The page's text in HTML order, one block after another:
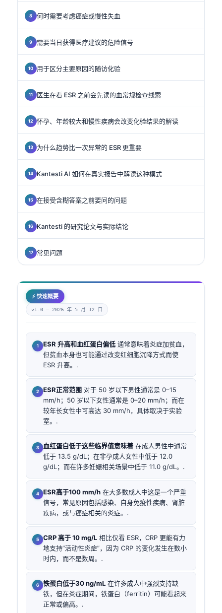
何时需要考虑癌症或慢性失血
需要当日获得医疗建议的危险信号
用于区分主要原因的随访化验
医生在看 ESR 之前会先读的血常规检查线索
怀孕、年龄较大和慢性疾病会改变化验结果的解读
为什么趋势比一次异常的 ESR 更重要
Kantesti AI 如何在真实报告中解读这种模式
在接受含糊答案之前要问的问题
Kantesti 的研究论文与实际结论
常见问题
⚡ 快速概要
v1.0 — 2026 年 5 月 12 日
ESR 升高和血红蛋白偏低 通常意味着炎症加贫血，
但贫血本身也可能通过改变红细胞沉降方式而使
ESR 升高。.
ESR正常范围 对于 50 岁以下男性通常是 0–15
mm/h；50 岁以下女性通常是 0–20 mm/h；而在
较年长女性中可高达 30 mm/h，具体取决于实验
室。.
血红蛋白低于这些临界值意味着 在成人男性中通常
低于 13.5 g/dL；在非孕成人女性中低于 12.0
g/dL；而在许多妊娠相关场景中低于 11.0 g/dL。.
ESR高于100 mm/h 在大多数成人中这是一个严重
信号，常见原因包括感染、自身免疫性疾病、肾脏
疾病，或与癌症相关的炎症。.
CRP 高于 10 mg/L 相比仅看 ESR，CRP 更能有力
地支持“活动性炎症”，因为 CRP 的变化发生在数小
时内，而不是数周。.
铁蛋白低于30 ng/mL 在许多成人中强烈支持缺
铁，但在炎症期间，铁蛋白（ferritin）可能看起来
正常或偏高。.